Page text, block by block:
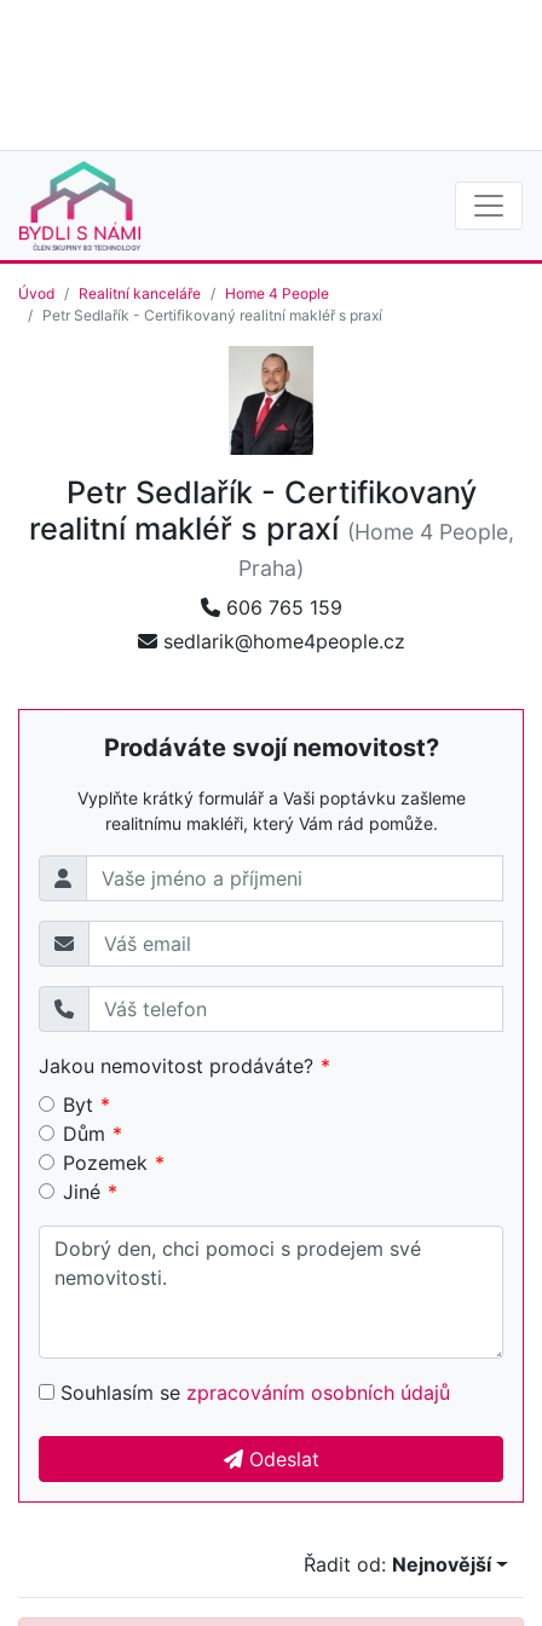
Úvod Realitní kanceláře
Home 4 People
Petr Sedlařík - Certifikovaný realitní makléř s praxí
Petr Sedlařík - Certifikovaný
realitní makléř s praxí (Home 4 People,
Praha)
606 765 159
sedlarik@home4people.cz
Prodáváte svojí nemovitost?
Vyplňte krátký formulář a Vaši poptávku zašleme
realitnímu makléři, který Vám rád pomůže.
Jakou nemovitost prodáváte?
Byt
Dům
Pozemek
Jiné
Souhlasím se zpracováním osobních údajů
Odeslat
Řadit od: Nejnovější